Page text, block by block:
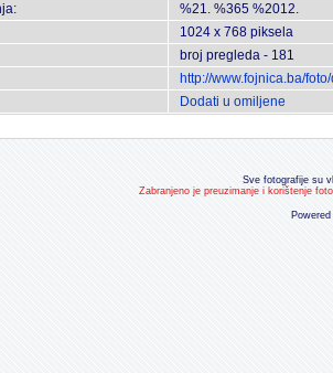
%21. %365 %2012.
1024 x 768 piksela
broj pregleda - 181
http://www.fojnica.ba/
Dodati u omiljene
Sve fotografije su
Zabranjeno je preuzimanje i korištenje